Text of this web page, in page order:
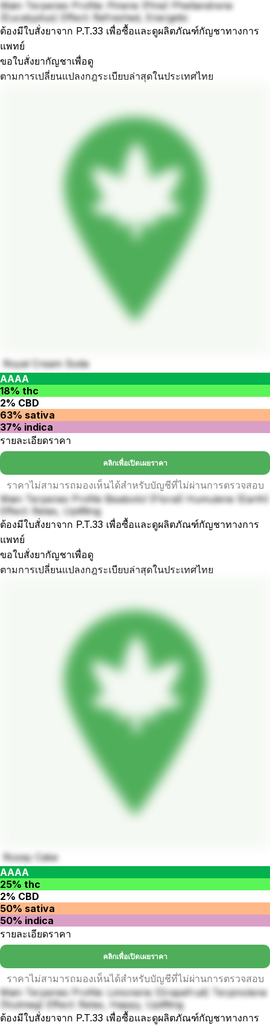
Main Terpenes Profile: Pinene (Pine) Phellandrene
(Eucalyptus) Effect: Refreshed, Energetic
ต้องมีใบสั่งยาจาก P.T.33 เพื่อซื้อและดูผลิตภัณฑ์กัญชาทางการ
แพทย์
ขอใบสั่งยากัญชาเพื่อดู
ตามการเปลี่ยนแปลงกฎระเบียบล่าสุดในประเทศไทย
Royal Cream Soda
AAAA
18% thc
2% CBD
63% sativa
37% indica
รายละเอียดราคา
คลิกเพื่อเปิดเผยราคา
ราคาไม่สามารถมองเห็นได้สำหรับบัญชีที่ไม่ผ่านการตรวจสอบ
Main Terpenes Profile Bisabolol (Floral) Humulene (Earth)
Effect: Relax, Uplifting
ต้องมีใบสั่งยาจาก P.T.33 เพื่อซื้อและดูผลิตภัณฑ์กัญชาทางการ
แพทย์
ขอใบสั่งยากัญชาเพื่อดู
ตามการเปลี่ยนแปลงกฎระเบียบล่าสุดในประเทศไทย
Rozay Cake
AAAA
25% thc
2% CBD
50% sativa
50% indica
รายละเอียดราคา
คลิกเพื่อเปิดเผยราคา
ราคาไม่สามารถมองเห็นได้สำหรับบัญชีที่ไม่ผ่านการตรวจสอบ
Main Terpenes Profile: Limonene (Grapefruit) Terpinolene
(Nutmeg) Effect: Relax, Happy, Uplifting
ต้องมีใบสั่งยาจาก P.T.33 เพื่อซื้อและดูผลิตภัณฑ์กัญชาทางการ